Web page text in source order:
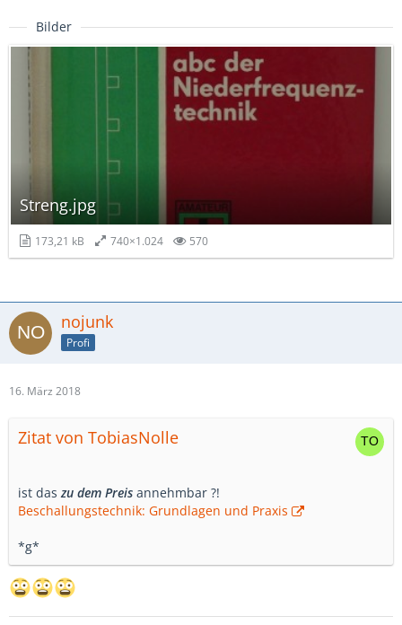
Bilder
Streng.jpg
173,21 kB 740×1.024 570
nojunk
Profi
16. März 2018
Zitat von TobiasNolle
ist daszu dem Preis annehmbar ?!
Beschallungstechnik: Grundlagen und Praxis
*g*